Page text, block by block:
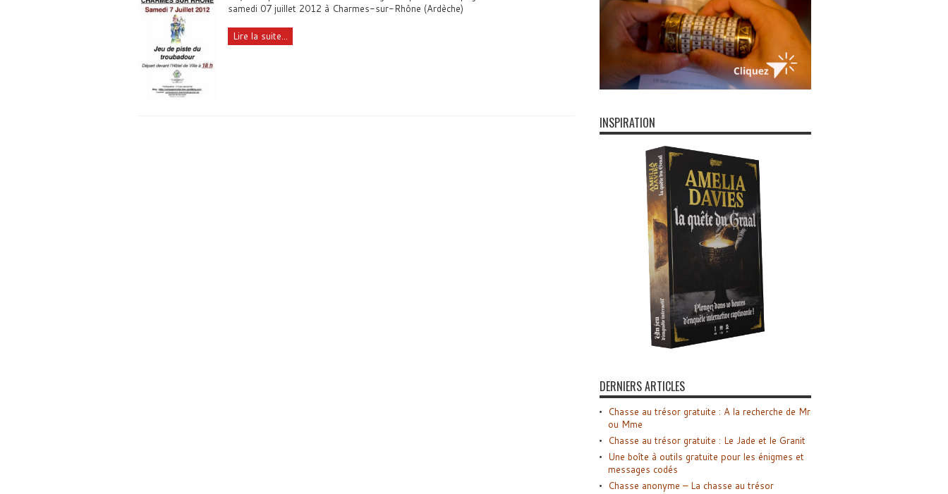
samedi 07 juillet 2012 à Charmes-sur-Rhône (Ardèche)
Lire la suite...
INSPIRATION
DERNIERS ARTICLES
Chasse au trésor gratuite : A la recherche de Mr
ou Mme
Chasse au trésor gratuite : Le Jade et le Granit
Une boîte à outils gratuite pour les énigmes et
messages codés
Chasse anonyme – La chasse au trésor